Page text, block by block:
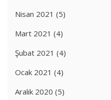
Nisan 2021 (5)
Mart 2021 (4)
Şubat 2021 (4)
Ocak 2021 (4)
Aralık 2020 (5)